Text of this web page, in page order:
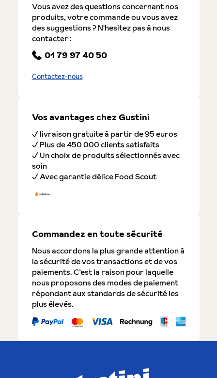
Vous avez des questions concernant nos
produits, votre commande ou vous avez
des suggestions ? N'hesitez pas à nous
contacter :
01 79 97 40 50
Contactez-nous
Vos avantages chez Gustini
✓ livraison gratuite à partir de 95 euros
✓ Plus de 450 000 clients satisfaits
✓ Un choix de produits sélectionnés avec
soin
✓ Avec garantie délice Food Scout
Commandez en toute sécurité
Nous accordons la plus grande attention à
la sécurité de vos transactions et de vos
paiements. C’est la raison pour laquelle
nous proposons des modes de paiement
répondant aux standards de sécurité les
plus élevés.